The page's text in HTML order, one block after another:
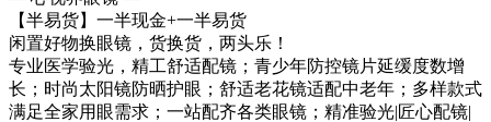
【半易货】一半现金+一半易货
闲置好物换眼镜，货换货，两头乐！
专业医学验光，精工舒适配镜；青少年防控镜片延缓度数增
长；时尚太阳镜防晒护眼；舒适老花镜适配中老年；多样款式
满足全家用眼需求；一站配齐各类眼镜；精准验光|匠心配镜|